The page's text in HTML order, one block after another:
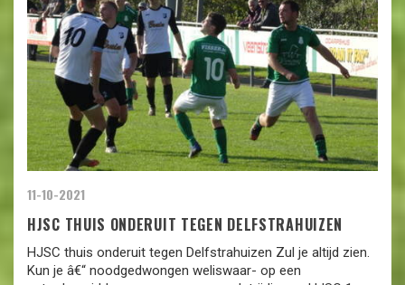
11-10-2021
HJSC THUIS ONDERUIT TEGEN DELFSTRAHUIZEN
HJSC thuis onderuit tegen Delfstrahuizen Zul je altijd zien.
Kun je â€“ noodgedwongen weliswaar- op een